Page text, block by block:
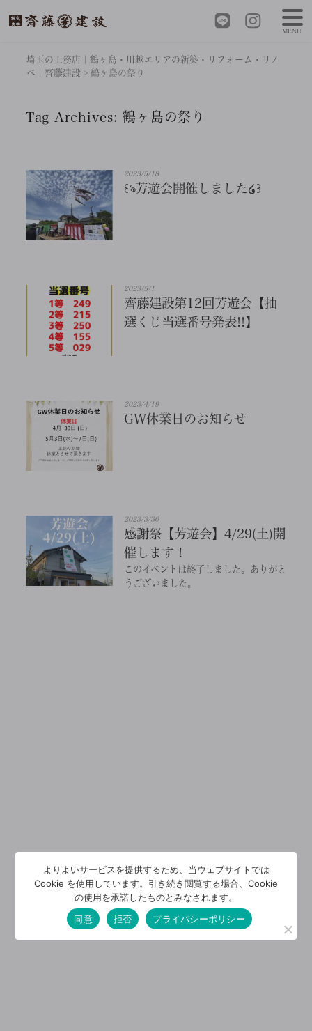
埼玉の工務店｜鶴ヶ島・川越エリアの新築・リフォーム・リノ
ベ｜齊藤建設 >鶴ヶ島の祭り
Tag Archives:鶴ヶ島の祭り
2023/5/18
꒰ঌ芳遊会開催しました໒꒱
2023/5/1
齊藤建設第12回芳遊会【抽
選くじ当選番号発表!!】
2023/4/19
GW休業日のお知らせ
2023/3/30
感謝祭【芳遊会】4/29(土)開
催します！
このイベントは終了しました。ありがと
うございました。
MENU
よりよいサービスを提供するため、当ウェブサイトでは
Cookie を使用しています。引き続き閲覧する場合、Cookie
の使用を承諾したものとみなされます。
同意
拒否 プライバシーポリシー